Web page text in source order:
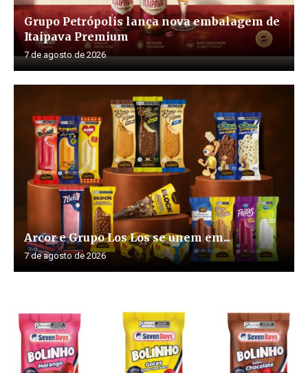
Grupo Petrópolis lança nova embalagem de
Itaipava Premium
7 de agosto de 2026
Arcor e Grupo Los Los se unem em...
7 de agosto de 2026